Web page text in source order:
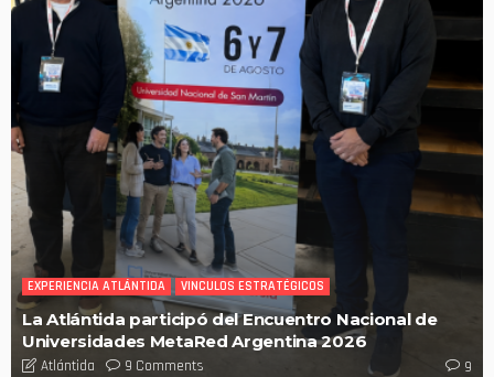
EXPERIENCIA ATLÁNTIDA VINCULOS ESTRATÉGICOS
La Atlántida participó del Encuentro Nacional de
Universidades MetaRed Argentina 2026
Atlántida 9 Comments 9